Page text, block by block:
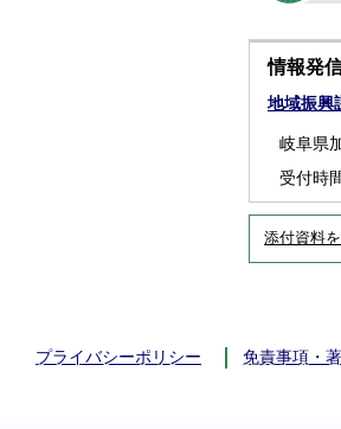
情報発
地域振興
岐阜県
受付時
添付資料
プライバシーポリシー 免責事項・